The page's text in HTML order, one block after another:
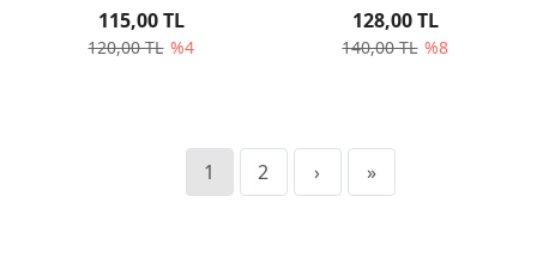
120,00 TL %4
115,00 TL
140,00 TL %8
128,00 TL
1 2 › »